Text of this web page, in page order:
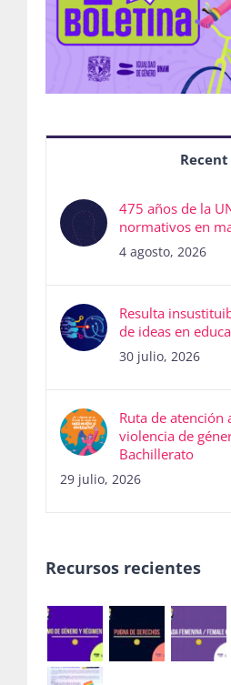
Recent
475 años de la
normativos en
4 agosto, 2026
Resulta
de ideas en
30 julio, 2026
Ruta de atención
violencia de
Bachillerato
29 julio, 2026
Recursos recientes